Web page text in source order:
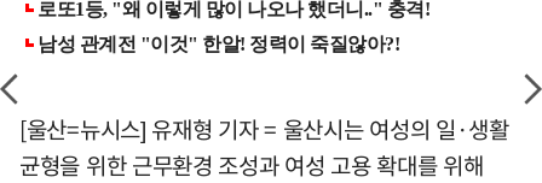
[울산=뉴시스] 유재형 기자 = 울산시는 여성의 일·생활
균형을 위한 근무환경 조성과 여성 고용 확대를 위해